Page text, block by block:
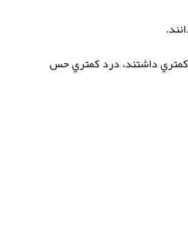
كمتري داشتند، درد كمتري حس